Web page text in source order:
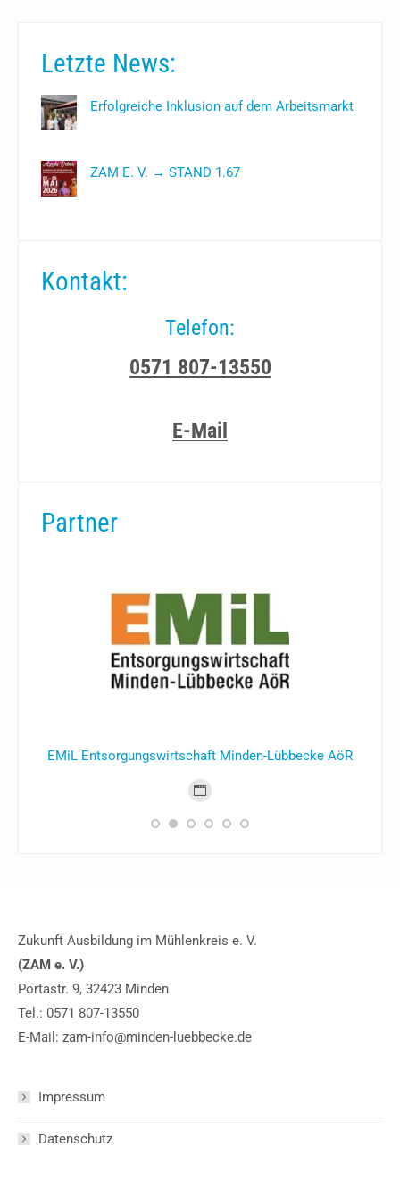
Letzte News:
Erfolgreiche Inklusion auf dem Arbeitsmarkt
ZAM E. V. → STAND 1.67
Kontakt:
Telefon:
0571 807-13550
E-Mail
Partner
EMiL Entsorgungswirtschaft Minden-Lübbecke AöR
Persönlicher
Blog
Zukunft Ausbildung im Mühlenkreis e. V.
(ZAM e. V.)
Portastr. 9, 32423 Minden
Tel.: 0571 807-13550
E-Mail: zam-info@minden-luebbecke.de
Impressum
Datenschutz